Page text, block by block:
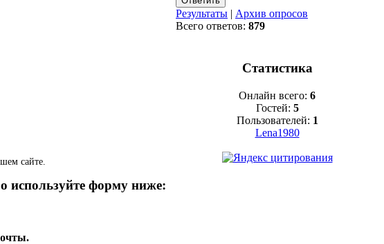
сайте.
используйте форму ниже:
Результаты | Архив опросов
Всего ответов: 879
Статистика
Онлайн всего: 6
Гостей: 5
Пользователей: 1
Lena1980